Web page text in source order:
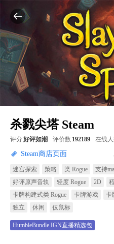
杀戮尖塔 Steam
评分好评如潮 评价数 192189 在线
Steam商店页面
迷宫探索 策略 类 Rogue 支持
好评原声音轨
轻度 Rogue 2D
卡牌构建式类 Rogue
卡牌游戏 卡
独立
休闲 仅鼠标
HumbleBundle IGN直播精选包